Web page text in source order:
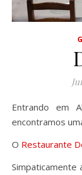
Entrando em Alfarim a caminho da Aldeia do Meco,
encontramos
O Restaurante
Simpaticamente